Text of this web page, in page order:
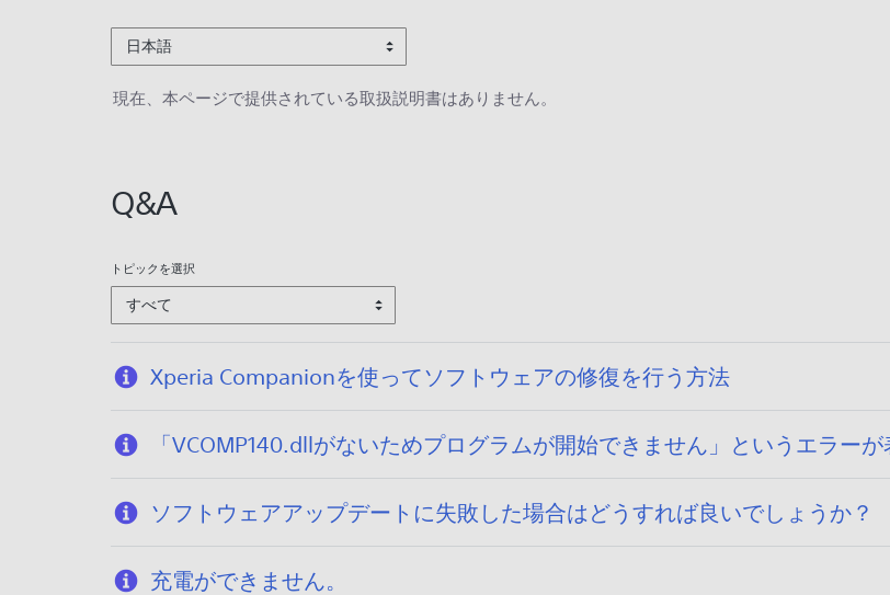
日本語
現在、本ページで提供されている取扱説明書はありません。
Q&A
トピックを選択
すべて
Xperia Companionを使ってソフトウェアの修復を行う方法
「VCOMP140.dllがないためプログラムが開始できません」というエラー
ソフトウェアアップデートに失敗した場合はどうすれば良いでしょうか？
充電ができません。